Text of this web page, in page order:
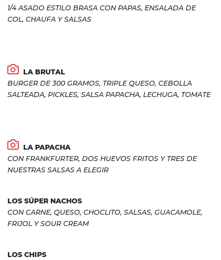
1/4 ASADO ESTILO BRASA CON PAPAS, ENSALADA DE
COL, CHAUFA Y SALSAS
LA BRUTAL
BURGER DE 300 GRAMOS, TRIPLE QUESO, CEBOLLA
SALTEADA, PICKLES, SALSA PAPACHA, LECHUGA, TOMATE
LA PAPACHA
CON FRANKFURTER, DOS HUEVOS FRITOS Y TRES DE
NUESTRAS SALSAS A ELEGIR
LOS SÚPER NACHOS
CON CARNE, QUESO, CHOCLITO, SALSAS, GUACAMOLE,
FRIJOL Y SOUR CREAM
LOS CHIPS